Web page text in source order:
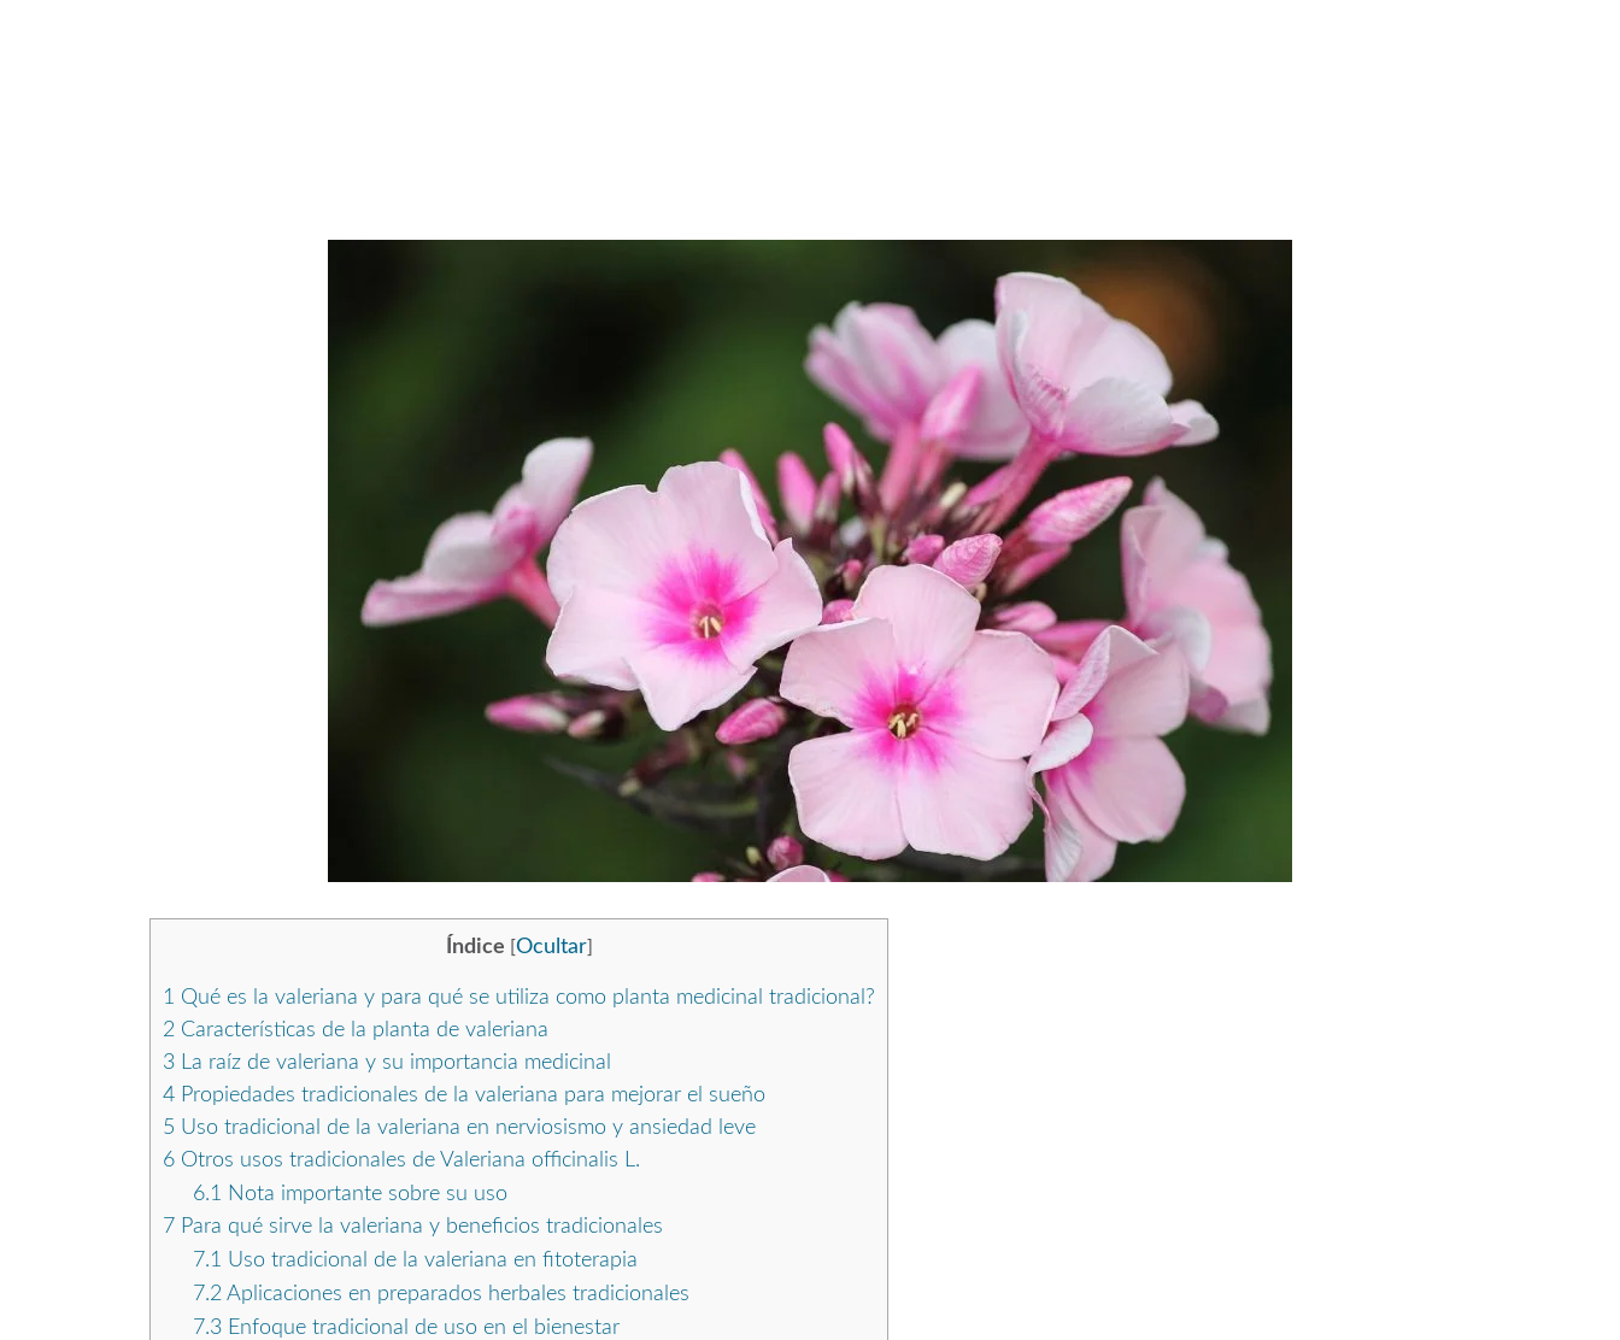
Índice [Ocultar]
1 Qué es la valeriana y para qué se utiliza como planta medicinal tradicional?
2 Características de la planta de valeriana
3 La raíz de valeriana y su importancia medicinal
4 Propiedades tradicionales de la valeriana para mejorar el sueño
5 Uso tradicional de la valeriana en nerviosismo y ansiedad leve
6 Otros usos tradicionales de Valeriana officinalis L.
6.1
Nota importante sobre su uso
7 Para qué sirve la valeriana y beneficios tradicionales
7.1 Uso tradicional de la valeriana en fitoterapia
7.2 Aplicaciones en preparados herbales tradicionales
7.3Enfoque tradicional de uso en el bienestar